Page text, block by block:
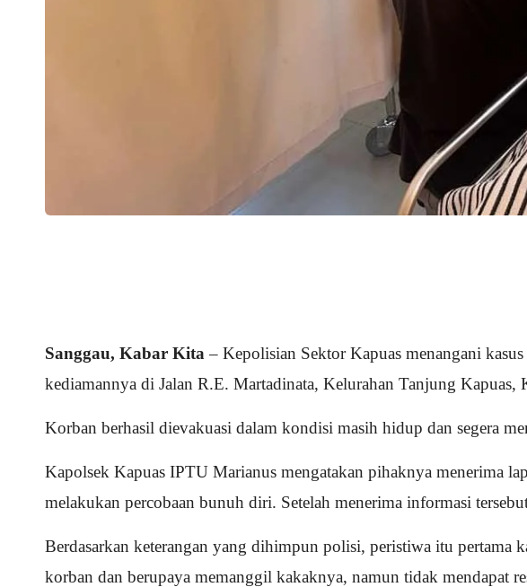
Sanggau, Kabar Kita– Kepolisian Sektor Kapuas menangani
kediamannya di Jalan R.E. Martadinata, Kelurahan Tanjung
Korban berhasil dievakuasi dalam kondisi masih hidup dan segera
Kapolsek Kapuas IPTU Marianus mengatakan pihaknya menerima
melakukan percobaan bunuh diri. Setelah menerima informasi
Berdasarkan keterangan yang dihimpun polisi, peristiwa itu
korban dan berupaya memanggil kakaknya, namun tidak mendapat